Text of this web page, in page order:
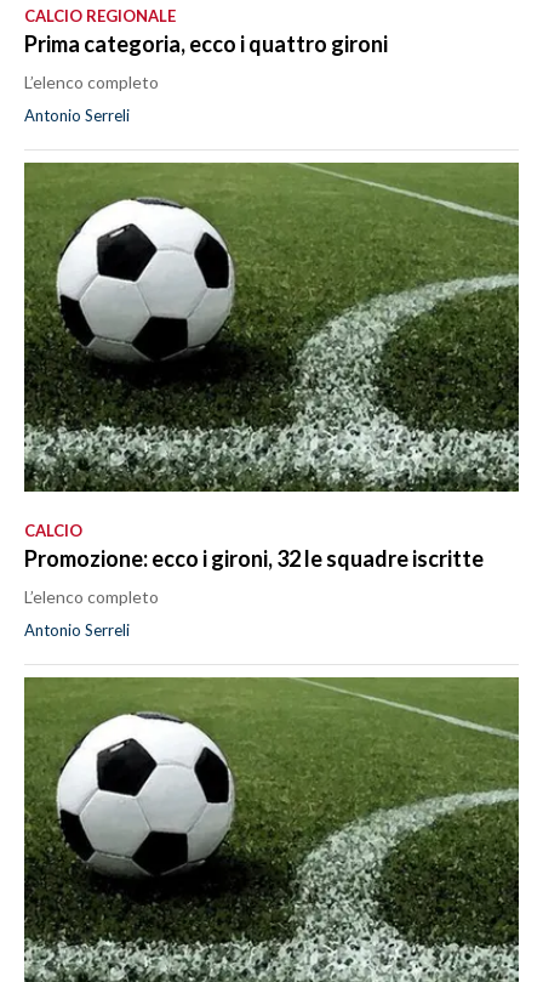
CALCIO REGIONALE
Prima categoria, ecco i quattro gironi
L’elenco completo
Antonio Serreli
CALCIO
Promozione: ecco i gironi, 32 le squadre iscritte
L’elenco completo
Antonio Serreli